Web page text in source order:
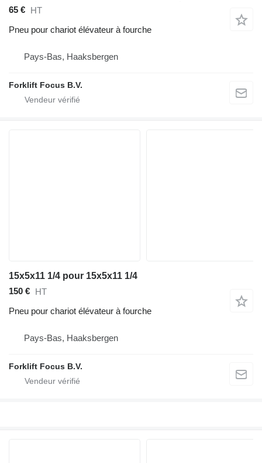
65 € HT
Pneu pour chariot élévateur à fourche
Pays-Bas, Haaksbergen
Forklift Focus B.V.
15x5x11 1/4 pour 15x5x11 1/4
150 € HT
Pneu pour chariot élévateur à fourche
Pays-Bas, Haaksbergen
Forklift Focus B.V.